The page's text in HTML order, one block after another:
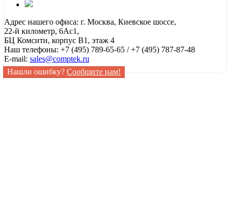
Адрес нашего офиса: г. Москва, Киевское шоссе,
22-й километр, 6Ас1,
БЦ Комсити, корпус B1, этаж 4
Наш телефоны: +7 (495) 789-65-65 / +7 (495) 787-87-48
E-mail: sales@comptek.ru
Нашли ошибку? Сообщите нам!